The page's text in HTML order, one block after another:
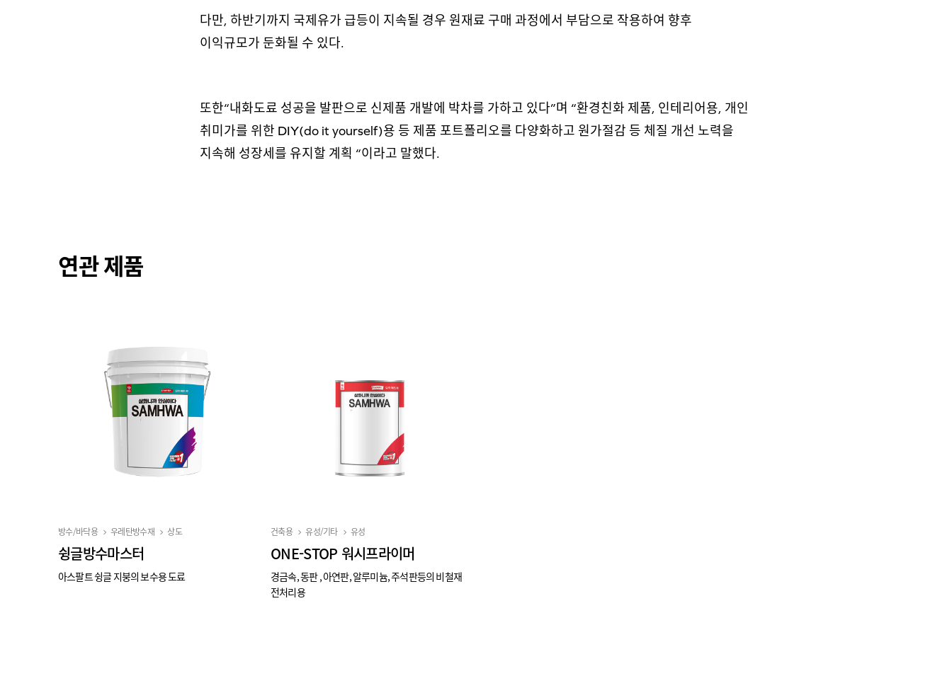
다만, 하반기까지 국제유가 급등이 지속될 경우 원재료 구매 과정에서 부담으로 작용하여 향후
이익규모가 둔화될 수 있다.
또한“내화도료 성공을 발판으로 신제품 개발에 박차를 가하고 있다”며 “환경친화 제품, 인테리어용, 개인
취미가를 위한 DIY(do it yourself)용 등 제품 포트폴리오를 다양화하고 원가절감 등 체질 개선 노력을
지속해 성장세를 유지할 계획 “이라고 말했다.
연관 제품
방수/바닥용 우레탄방수재 상도
슁글방수마스터
아스팔트 슁글 지붕의 보수용 도료
건축용 유성/기타 유성
ONE-STOP 워시프라이머
경금속, 동판 , 아연판, 알루미늄, 주석판등의 비철재
전처리용